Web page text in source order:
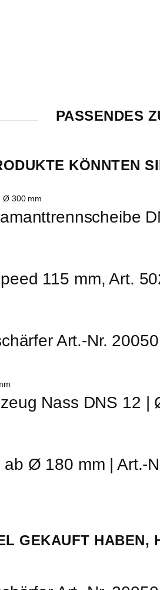
PASSENDES
KÖNNTEN
115 mm, Art.
Art.-Nr. 20050
Nass DNS 12 |
Ø 180 mm | Art.-
GEKAUFT HABEN,